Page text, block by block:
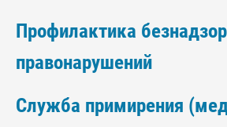
Профилактика
правонарушений
Служба примирения